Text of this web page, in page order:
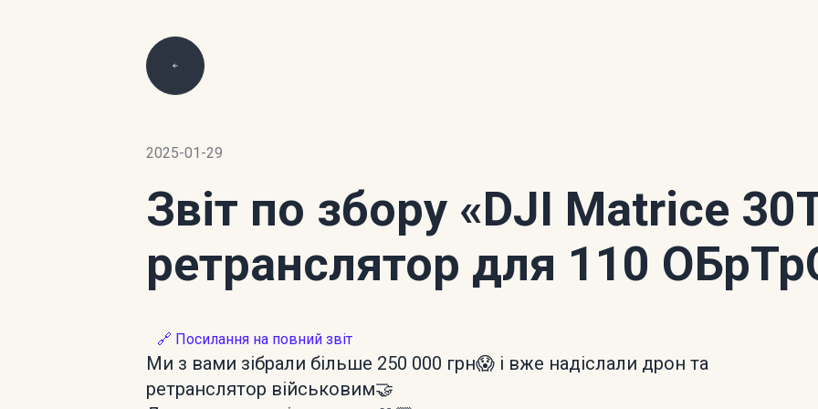
2025-01-29
Звіт по збору «DJI Matrice
ретранслятор для 110
🔗 Посилання на повний звіт
Ми з вами зібрали більше 250 000 грн😱 і вже надіслали дрон та
ретранслятор військовим🤝